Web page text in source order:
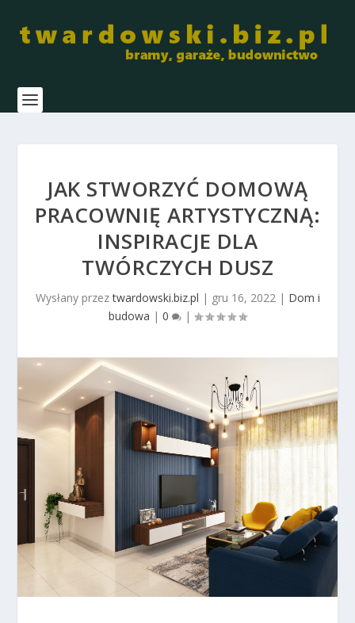
JAK STWORZYĆ DOMOWĄ
PRACOWNIĘ ARTYSTYCZNĄ:
INSPIRACJE DLA
TWÓRCZYCH DUSZ
Wysłany przeztwardowski.biz.pl | gru 16, 2022| Dom i
budowa | 0 |